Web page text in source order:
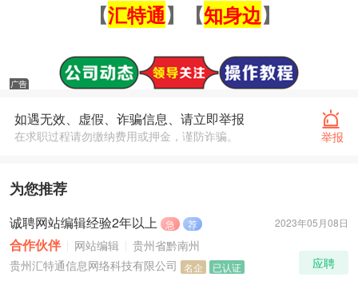
【汇特通】【知身边】
举报
如遇无效、虚假、诈骗信息、请立即举报
在求职过程请勿缴纳费用或押金，谨防诈骗。
为您推荐
2023年05月08日
诚聘网站编辑经验2年以上 急 荐
合作伙伴 网站编辑
贵州省黔南州
贵州汇特通信息网络科技有限公司 名企 已认证 应聘